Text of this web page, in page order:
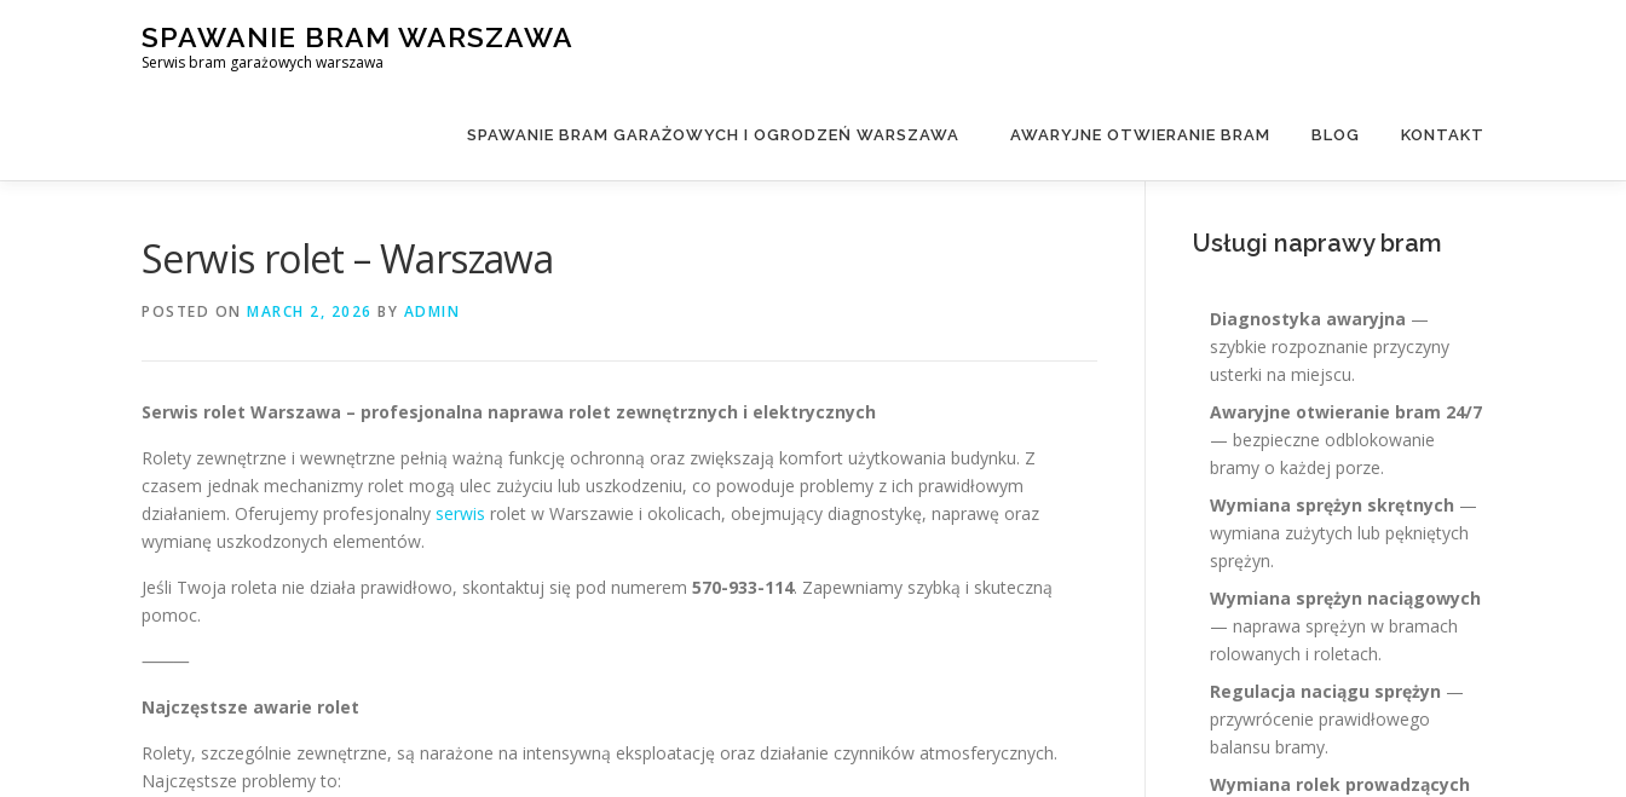
SPAWANIE BRAM WARSZAWA
Serwis bram garażowych warszawa
SPAWANIE BRAM GARAŻOWYCH I OGRODZEŃ WARSZAWA AWARYJNE OTWIERANIE BRAM BLOG KONTAKT
Serwis rolet – Warszawa
POSTED ON MARCH 2, 2026 BY ADMIN
Serwis rolet Warszawa – profesjonalna naprawa rolet zewnętrznych i elektrycznych
Rolety zewnętrzne i wewnętrzne pełnią ważną funkcję ochronną oraz zwiększają komfort użytkowania budynku. Z
czasem jednak mechanizmy rolet mogą ulec zużyciu lub uszkodzeniu, co powoduje problemy z ich prawidłowym
działaniem. Oferujemy profesjonalny serwis rolet w Warszawie i okolicach, obejmujący diagnostykę, naprawę oraz
wymianę uszkodzonych elementów.
Jeśli Twoja roleta nie działa prawidłowo, skontaktuj się pod numerem 570-933-114. Zapewniamy szybką i skuteczną
pomoc.
⸻
Najczęstsze awarie rolet
Rolety, szczególnie zewnętrzne, są narażone na intensywną eksploatację oraz działanie czynników atmosferycznych.
Najczęstsze problemy to:
Usługi naprawy bram
Diagnostyka awaryjna —
szybkie rozpoznanie przyczyny
usterki na miejscu.
Awaryjne otwieranie bram 24/7
— bezpieczne odblokowanie
bramy o każdej porze.
Wymiana sprężyn skrętnych —
wymiana zużytych lub pękniętych
sprężyn.
Wymiana sprężyn naciągowych
— naprawa sprężyn w bramach
rolowanych i roletach.
Regulacja naciągu sprężyn —
przywrócenie prawidłowego
balansu bramy.
Wymiana rolek prowadzących